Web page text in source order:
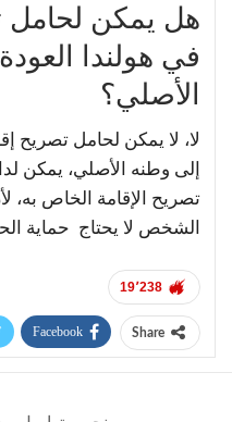
هل يمكن لحامل
في هولندا
الأصلي؟
لا، لا يمكن لحامل تصريح
إلى وطنه الأصلي، يمكن
تصريح الإقامة الخاص به،
الشخص لا يحتاج حماية
19٬238
Share
Facebook